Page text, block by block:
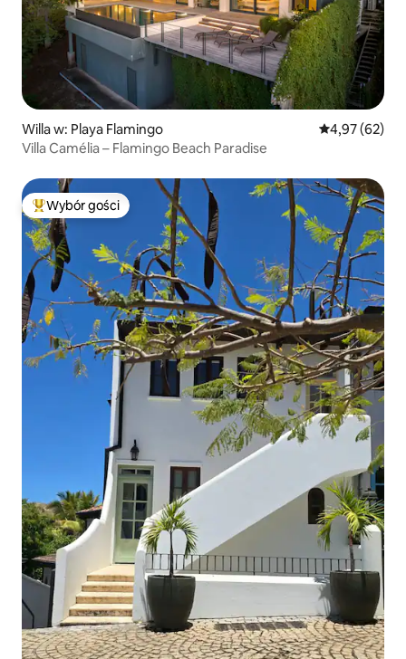
Willa w: Playa Flamingo Średnia
4,97 (62)
Villa Camélia – Flamingo Beach Paradise
Najpopularniejsze z kategorii Wybór gości
Wybór gości